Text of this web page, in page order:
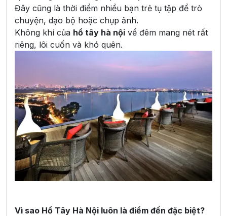
Đây cũng là thời điểm nhiều bạn trẻ tụ tập để trò
chuyện, dạo bộ hoặc chụp ảnh.
Không khí của hồ tây hà nội về đêm mang nét rất
riêng, lôi cuốn và khó quên.
Vì sao Hồ Tây Hà Nội luôn là điểm đến đặc biệt?